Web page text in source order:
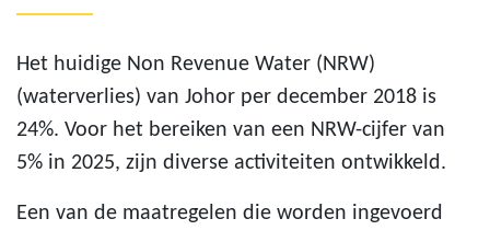
Het huidige Non Revenue Water (NRW)
(waterverlies) van Johor per december 2018 is
24%. Voor het bereiken van een NRW-cijfer van
5% in 2025, zijn diverse activiteiten ontwikkeld.
Een van de maatregelen die worden ingevoerd